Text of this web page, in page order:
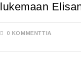
lukemaan
0 KOMMENTTIA